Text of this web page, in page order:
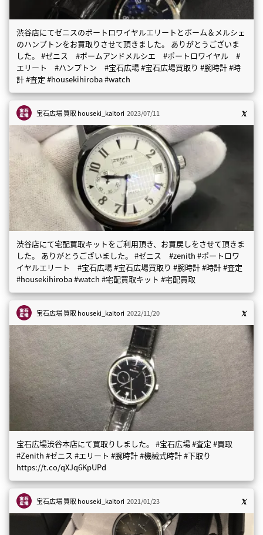
渋谷店にてゼニスのポートロワイヤルエリートとボーム＆メルシェ
のハンプトンをお買取りさせて頂きました。 ありがとうございま
した。 #ゼニス #ボームアンドメルシエ #ポートロワイヤル #
エリート #ハンプトン #宝石広場 #宝石広場買取り #腕時計 #時
計 #査定 #housekihiroba #watch
宝石広場 買取houseki_kaitori 2023/07/11
渋谷店にて宅配買取キットをご利用頂き、お買戻しをさせて頂きま
した。 ありがとうございました。 #ゼニス #zenith #ポートロワ
イヤルエリート #宝石広場 #宝石広場買取り #腕時計 #時計 #査定
#housekihiroba #watch #宅配買取キット #宅配買取
宝石広場 買取houseki_kaitori 2022/11/20
宝石広場渋谷本店にて買取りしました。 #宝石広場 #査定 #買取
#Zenith #ゼニス #エリート #腕時計 #機械式時計 #下取り
https://t.co/qXJq6KpUPd
宝石広場 買取houseki_kaitori 2021/01/23